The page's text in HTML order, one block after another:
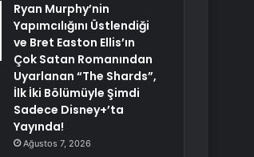
Ryan Murphy’nin
Yapımcılığını Üstlendiği
ve Bret Easton Ellis’ın
Çok Satan Romanından
Uyarlanan “The Shards”,
İlk İki Bölümüyle Şimdi
Sadece Disney+’ta
Yayında!
Ağustos 7, 2026